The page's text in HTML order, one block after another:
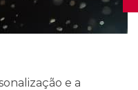
e a